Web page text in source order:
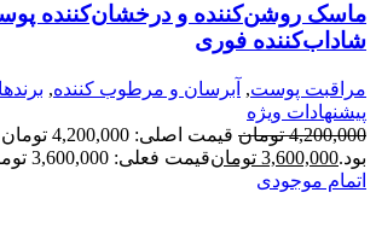
ماسک روشن‌کننده و درخشان‌کننده
شاداب‌کننده فوری
مراقبت پوست, آبرسان و مرطوب كننده, برندها
پیشنهادات ویژه
4,200,000 تومان
قیمت اصلی: 4,200,000 تومان
بود.3,600,000 تومانقیمت فعلی: 3,600,000 تومان.
اتمام موجودی